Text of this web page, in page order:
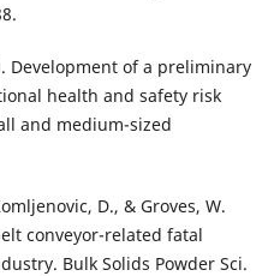
Development of a preliminary
health and safety risk
and medium-sized
D., & Groves, W.
conveyor-related fatal
Bulk Solids Powder Sci.